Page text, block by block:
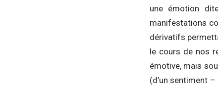
une émotion
manifestations
dérivatifs
le cours de nos
émotive, mais
(d’un sentiment –